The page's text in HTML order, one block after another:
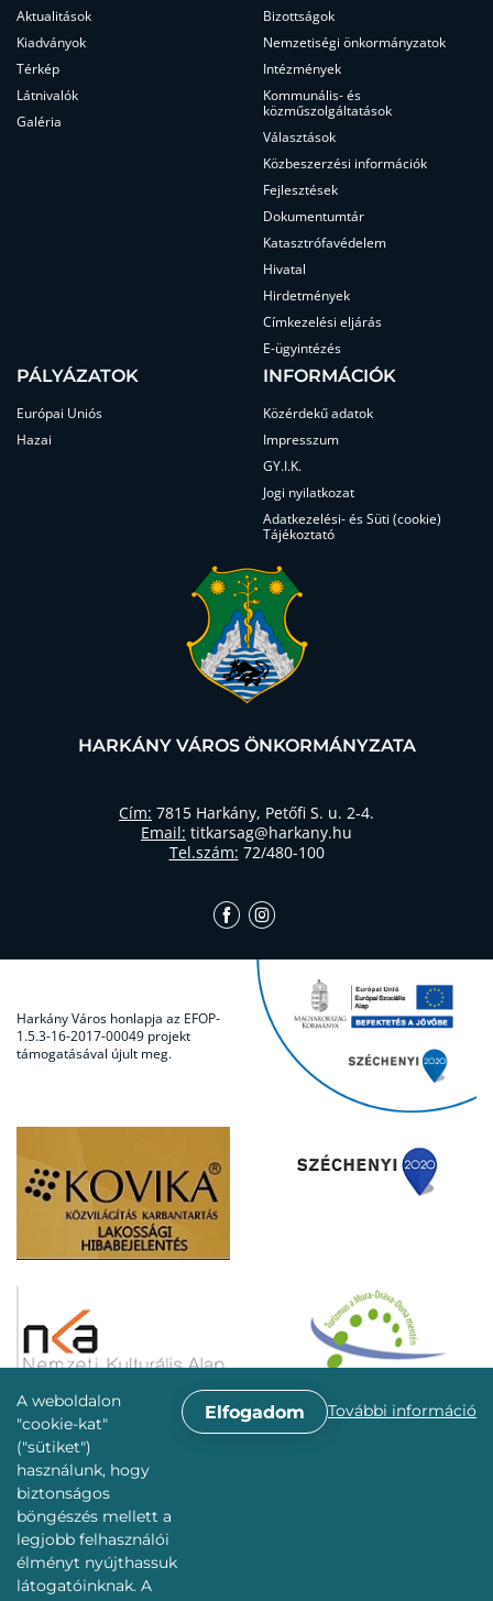
A weboldalon
"cookie-kat"
("sütiket")
használunk, hogy
biztonságos
böngészés mellett a
legjobb felhasználói
élményt nyújthassuk
látogatóinknak. A
Elfogadom További információ
Aktualitások
Kiadványok
Térkép
Látnivalók
Galéria
Bizottságok
Nemzetiségi önkormányzatok
Intézmények
Kommunális- és
közműszolgáltatások
Választások
Közbeszerzési információk
Fejlesztések
Dokumentumtár
Katasztrófavédelem
Hivatal
Hirdetmények
Címkezelési eljárás
E-ügyintézés
PÁLYÁZATOK
Európai Uniós
Hazai
INFORMÁCIÓK
Közérdekű adatok
Impresszum
GY.I.K.
Jogi nyilatkozat
Adatkezelési- és Süti (cookie)
Tájékoztató
HARKÁNY VÁROS ÖNKORMÁNYZATA
Cím: 7815 Harkány, Petőfi S. u. 2-4.
Email: titkarsag@harkany.hu
Tel.szám: 72/480-100
Harkány Város honlapja az EFOP-
1.5.3-16-2017-00049 projekt
támogatásával újult meg.